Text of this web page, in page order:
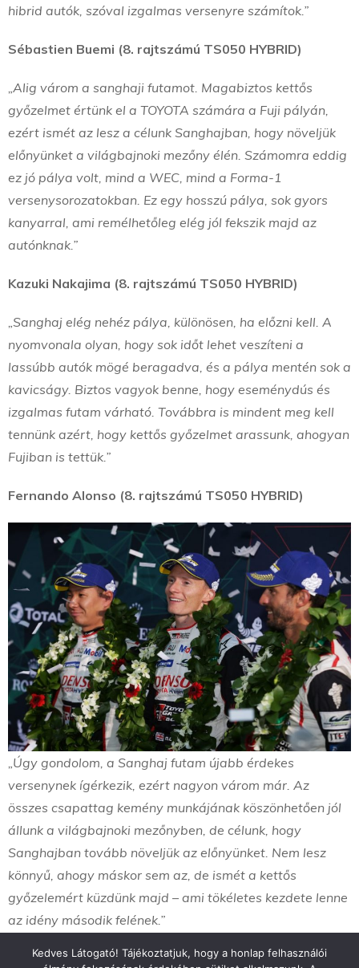
hibrid autók, szóval izgalmas versenyre számítok.”
Sébastien Buemi (8. rajtszámú TS050 HYBRID)
„Alig várom a sanghaji futamot. Magabiztos kettős
győzelmet értünk el a TOYOTA számára a Fuji pályán,
ezért ismét az lesz a célunk Sanghajban, hogy növeljük
előnyünket a világbajnoki mezőny élén. Számomra eddig
ez jó pálya volt, mind a WEC, mind a Forma-1
versenysorozatokban. Ez egy hosszú pálya, sok gyors
kanyarral, ami remélhetőleg elég jól fekszik majd az
autónknak.”
Kazuki Nakajima (8. rajtszámú TS050 HYBRID)
„Sanghaj elég nehéz pálya, különösen, ha előzni kell. A
nyomvonala olyan, hogy sok időt lehet veszíteni a
lassúbb autók mögé beragadva, és a pálya mentén sok a
kavicságy. Biztos vagyok benne, hogy eseménydús és
izgalmas futam várható. Továbbra is mindent meg kell
tennünk azért, hogy kettős győzelmet arassunk, ahogyan
Fujiban is tettük.”
Fernando Alonso (8. rajtszámú TS050 HYBRID)
„Úgy gondolom, a Sanghaj futam újabb érdekes
versenynek ígérkezik, ezért nagyon várom már. Az
összes csapattag kemény munkájának köszönhetően jól
állunk a világbajnoki mezőnyben, de célunk, hogy
Sanghajban tovább növeljük az előnyünket. Nem lesz
könnyű, ahogy máskor sem az, de ismét a kettős
győzelemért küzdünk majd – ami tökéletes kezdete lenne
az idény második felének.”
Kedves Látogató! Tájékoztatjuk, hogy a honlap felhasználói